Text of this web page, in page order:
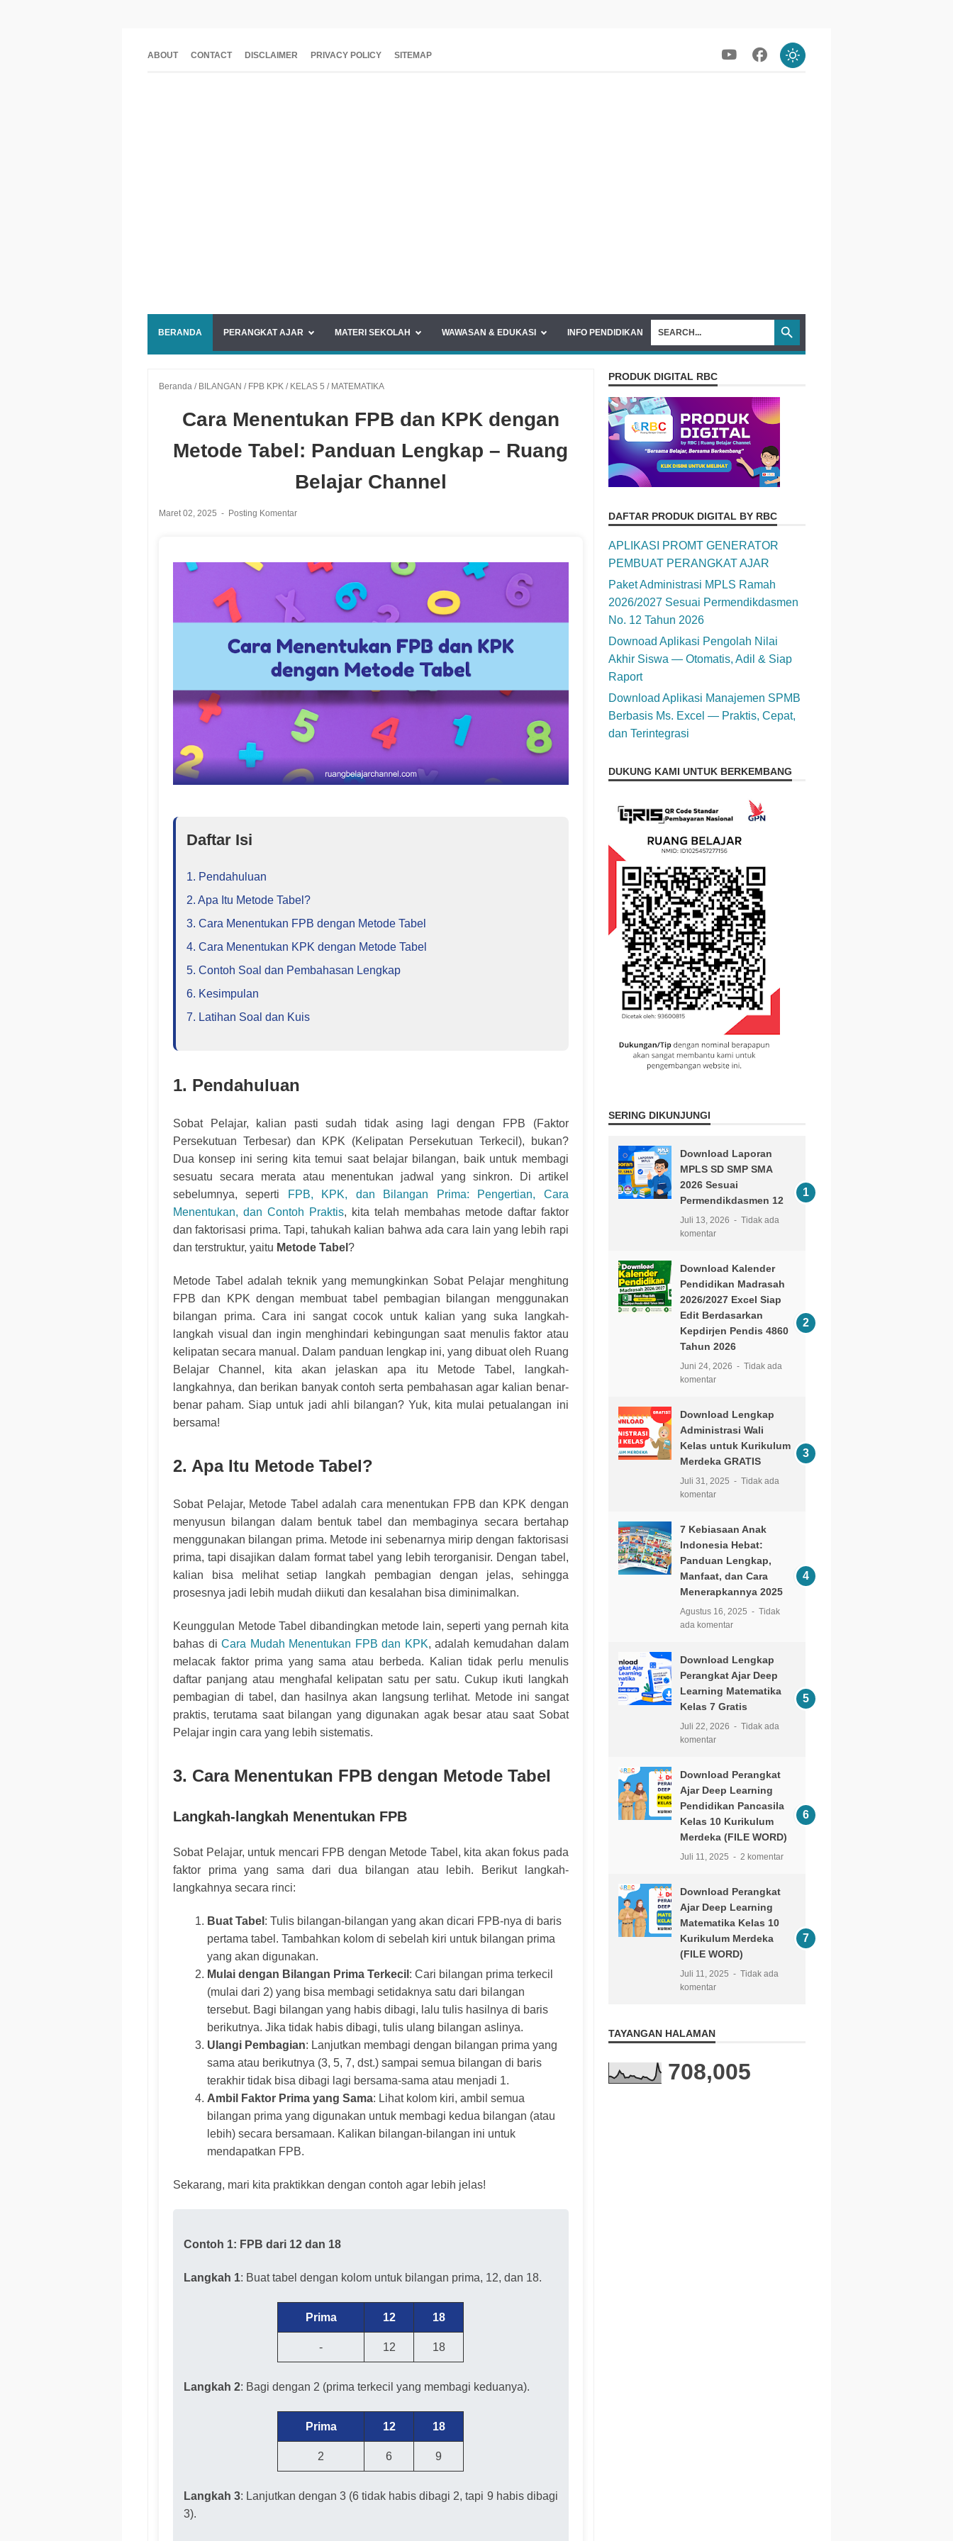
ABOUT CONTACT DISCLAIMER PRIVACY POLICY SITEMAP
BERANDA PERANGKAT AJAR MATERI SEKOLAH WAWASAN & EDUKASI INFO PENDIDIKAN
Beranda / BILANGAN / FPB KPK / KELAS 5 / MATEMATIKA
Cara Menentukan FPB dan KPK dengan
Metode Tabel: Panduan Lengkap – Ruang
Belajar Channel
Maret 02, 2025 Posting Komentar
Daftar Isi
1. Pendahuluan
2. Apa Itu Metode Tabel?
3. Cara Menentukan FPB dengan Metode Tabel
4. Cara Menentukan KPK dengan Metode Tabel
5. Contoh Soal dan Pembahasan Lengkap
6. Kesimpulan
7. Latihan Soal dan Kuis
1. Pendahuluan
Sobat Pelajar, kalian pasti sudah tidak asing lagi dengan FPB (Faktor
Persekutuan Terbesar) dan KPK (Kelipatan Persekutuan Terkecil), bukan?
Dua konsep ini sering kita temui saat belajar bilangan, baik untuk membagi
sesuatu secara merata atau menentukan jadwal yang sinkron. Di artikel
sebelumnya, seperti
FPB, KPK, dan Bilangan Prima: Pengertian, Cara
Menentukan, dan Contoh Praktis, kita telah membahas metode daftar faktor
dan faktorisasi prima. Tapi, tahukah kalian bahwa ada cara lain yang lebih rapi
dan terstruktur, yaitu Metode Tabel ?
Metode Tabel adalah teknik yang memungkinkan Sobat Pelajar menghitung
FPB dan KPK dengan membuat tabel pembagian bilangan menggunakan
bilangan prima. Cara ini sangat cocok untuk kalian yang suka langkah-
langkah visual dan ingin menghindari kebingungan saat menulis faktor atau
kelipatan secara manual. Dalam panduan lengkap ini, yang dibuat oleh Ruang
Belajar Channel, kita akan jelaskan apa itu Metode Tabel, langkah-
langkahnya, dan berikan banyak contoh serta pembahasan agar kalian benar-
benar paham. Siap untuk jadi ahli bilangan? Yuk, kita mulai petualangan ini
bersama!
2. Apa Itu Metode Tabel?
Sobat Pelajar, Metode Tabel adalah cara menentukan FPB dan KPK dengan
menyusun bilangan dalam bentuk tabel dan membaginya secara bertahap
menggunakan bilangan prima. Metode ini sebenarnya mirip dengan faktorisasi
prima, tapi disajikan dalam format tabel yang lebih terorganisir. Dengan tabel,
kalian bisa melihat setiap langkah pembagian dengan jelas, sehingga
prosesnya jadi lebih mudah diikuti dan kesalahan bisa diminimalkan.
Keunggulan Metode Tabel dibandingkan metode lain, seperti yang pernah kita
bahas diCara Mudah Menentukan FPB dan KPK, adalah kemudahan dalam
melacak faktor prima yang sama atau berbeda. Kalian tidak perlu menulis
daftar panjang atau menghafal kelipatan satu per satu. Cukup ikuti langkah
pembagian di tabel, dan hasilnya akan langsung terlihat. Metode ini sangat
praktis, terutama saat bilangan yang digunakan agak besar atau saat Sobat
Pelajar ingin cara yang lebih sistematis.
3. Cara Menentukan FPB dengan Metode Tabel
Langkah-langkah Menentukan FPB
Sobat Pelajar, untuk mencari FPB dengan Metode Tabel, kita akan fokus pada
faktor prima yang sama dari dua bilangan atau lebih. Berikut langkah-
langkahnya secara rinci:
Buat Tabel : Tulis bilangan-bilangan yang akan dicari FPB-nya di baris
pertama tabel. Tambahkan kolom di sebelah kiri untuk bilangan prima
yang akan digunakan.
Mulai dengan Bilangan Prima Terkecil : Cari bilangan prima terkecil
(mulai dari 2) yang bisa membagi setidaknya satu dari bilangan
tersebut. Bagi bilangan yang habis dibagi, lalu tulis hasilnya di baris
berikutnya. Jika tidak habis dibagi, tulis ulang bilangan aslinya.
Ulangi Pembagian: Lanjutkan membagi dengan bilangan prima yang
sama atau berikutnya (3, 5, 7, dst.) sampai semua bilangan di baris
terakhir tidak bisa dibagi lagi bersama-sama atau menjadi 1.
Ambil Faktor Prima yang Sama: Lihat kolom kiri, ambil semua
bilangan prima yang digunakan untuk membagi kedua bilangan (atau
lebih) secara bersamaan. Kalikan bilangan-bilangan ini untuk
mendapatkan FPB.
Sekarang, mari kita praktikkan dengan contoh agar lebih jelas!
Contoh 1: FPB dari 12 dan 18
Langkah 1: Buat tabel dengan kolom untuk bilangan prima, 12, dan 18.
Prima 12 18
- 12 18
Langkah 2: Bagi dengan 2 (prima terkecil yang membagi keduanya).
Prima 12 18
2 6 9
Langkah 3: Lanjutkan dengan 3 (6 tidak habis dibagi 2, tapi 9 habis dibagi
3).
PRODUK DIGITAL RBC
DAFTAR PRODUK DIGITAL BY RBC
APLIKASI PROMT GENERATOR
PEMBUAT PERANGKAT AJAR
Paket Administrasi MPLS Ramah
2026/2027 Sesuai Permendikdasmen
No. 12 Tahun 2026
Downoad Aplikasi Pengolah Nilai
Akhir Siswa — Otomatis, Adil & Siap
Raport
Download Aplikasi Manajemen SPMB
Berbasis Ms. Excel — Praktis, Cepat,
dan Terintegrasi
DUKUNG KAMI UNTUK BERKEMBANG
SERING DIKUNJUNGI
Download Laporan
MPLS SD SMP SMA
2026 Sesuai
Permendikdasmen 12
Juli 13, 2026
Tidak ada
komentar
Download Kalender
Pendidikan Madrasah
2026/2027 Excel Siap
Edit Berdasarkan
Kepdirjen Pendis 4860
Tahun 2026
Juni 24, 2026
Tidak ada
komentar
Download Lengkap
Administrasi Wali
Kelas untuk Kurikulum
Merdeka GRATIS
Juli 31, 2025
Tidak ada
komentar
7 Kebiasaan Anak
Indonesia Hebat:
Panduan Lengkap,
Manfaat, dan Cara
Menerapkannya 2025
Agustus 16, 2025
Tidak
ada komentar
Download Lengkap
Perangkat Ajar Deep
Learning Matematika
Kelas 7 Gratis
Juli 22, 2026
Tidak ada
komentar
Download Perangkat
Ajar Deep Learning
Pendidikan Pancasila
Kelas 10 Kurikulum
Merdeka (FILE WORD)
Juli 11, 2025 2 komentar
Download Perangkat
Ajar Deep Learning
Matematika Kelas 10
Kurikulum Merdeka
(FILE WORD)
Juli 11, 2025
Tidak ada
komentar
TAYANGAN HALAMAN
708,005